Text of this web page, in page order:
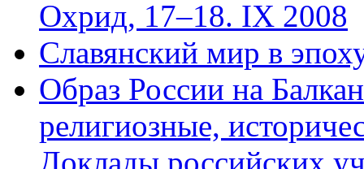
Охрид, 17–18. IX 2008
Славянский мир в
Образ России на
религиозные,
Доклады российских